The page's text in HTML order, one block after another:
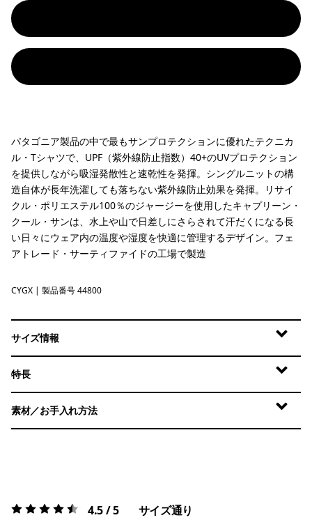
パタゴニア製品の中で最もサンプロテクションに優れたテクニカ
ル・Tシャツで、UPF（紫外線防止指数）40+のUVプロテクション
を提供しながら吸湿発散性と速乾性を発揮。シングルニットの構
造自体が長年洗濯しても落ちない紫外線防止効果を発揮。リサイ
クル・ポリエステル100％のジャージーを使用したキャプリーン・
クール・サンは、水上や山で日差しにさらされて汗だくになる長
い日々にウェア内の温度や湿度を快適に管理するデザイン。フェ
アトレード・サーティファイドの工場で製造
Canopy Green - Light Canopy Green X-Dye
CYGX | 製品番号 44800
サイズ情報
特長
素材／お手入れ方法
評価:4.5 / 5 4.5 / 5 サイズ通り